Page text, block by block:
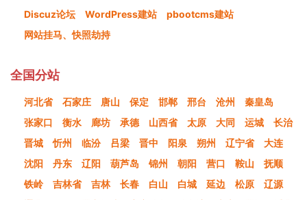
Discuz论坛
WordPress建站
pbootcms建站
网站挂马、快照劫持
全国分站
河北省 石家庄 唐山 保定 邯郸 邢台 沧州
秦皇岛
张家口
衡水 廊坊 承德 山西省 太原 大同 运城
长治
晋城
忻州 临汾 吕梁 晋中 阳泉 朔州 辽宁省
大连
沈阳
丹东 辽阳 葫芦岛 锦州 朝阳 营口 鞍山
抚顺
铁岭
吉林省 吉林 长春 白山 白城 延边 松原
辽源